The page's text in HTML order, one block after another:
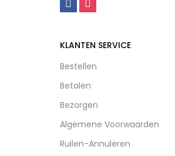
KLANTEN SERVICE
Bestellen
Betalen
Bezorgen
Algemene Voorwaarden
Ruilen-Annuleren